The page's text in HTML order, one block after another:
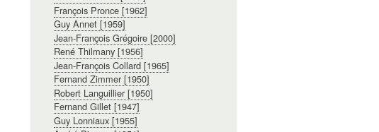
François Pronce [1962]
Guy Annet [1959]
Jean-François Grégoire [2000]
René Thilmany [1956]
Jean-François Collard [1965]
Fernand Zimmer [1950]
Robert Languillier [1950]
Fernand Gillet [1947]
Guy Lonniaux [1955]